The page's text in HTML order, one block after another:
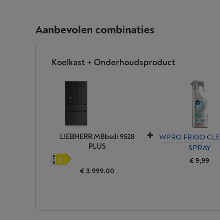
Aanbevolen combinaties
Koelkast + Onderhoudsproduct
LIEBHERR MBbsdi 9528
PLUS
€ 3.999,00
WPRO FRIGO
SPRAY
€ 9,99